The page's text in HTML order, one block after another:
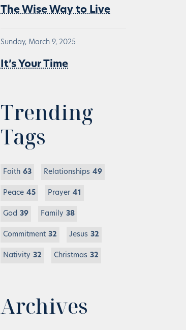
The Wise Way to Live
Sunday, March 9, 2025
It’s Your Time
Trending
Tags
Faith 63 Relationships 49
Peace 45 Prayer 41
God 39 Family 38
Commitment 32 Jesus 32
Nativity 32 Christmas 32
Archives